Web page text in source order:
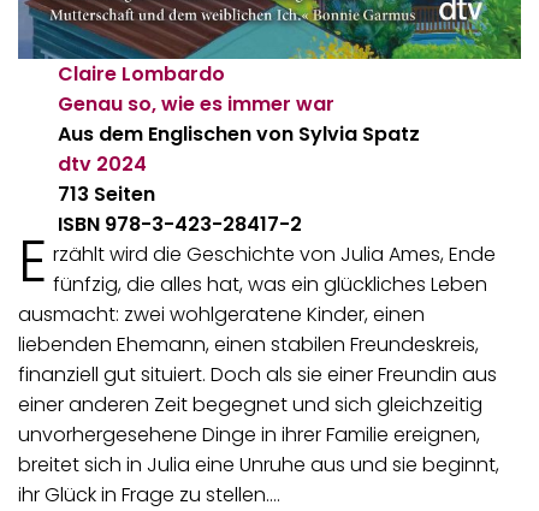
Claire Lombardo
Genau so, wie es immer war
Aus dem Englischen von Sylvia Spatz
dtv 2024
713 Seiten
ISBN 978-3-423-28417-2
E rzählt wird die Geschichte von Julia Ames, Ende
fünfzig, die alles hat, was ein glückliches Leben
ausmacht: zwei wohlgeratene Kinder, einen
liebenden Ehemann, einen stabilen Freundeskreis,
finanziell gut situiert. Doch als sie einer Freundin aus
einer anderen Zeit begegnet und sich gleichzeitig
unvorhergesehene Dinge in ihrer Familie ereignen,
breitet sich in Julia eine Unruhe aus und sie beginnt,
ihr Glück in Frage zu stellen.…